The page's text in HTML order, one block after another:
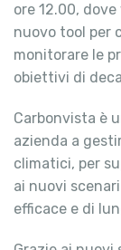
ore 12.00,
nuovo tool per
monitorare le
obiettivi di
Carbonvista è
azienda a
climatici, per
ai nuovi
efficace e di